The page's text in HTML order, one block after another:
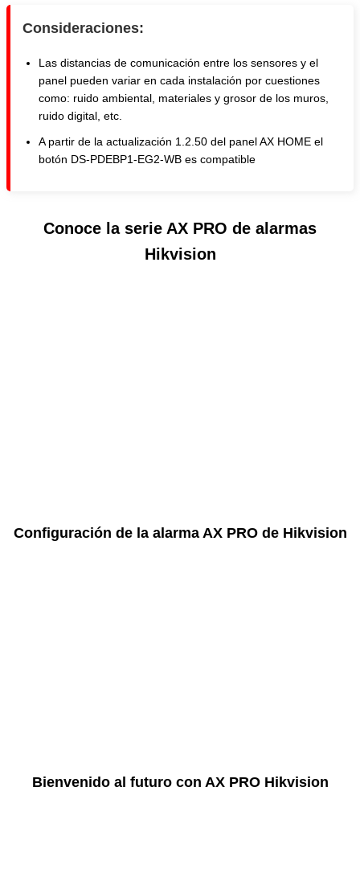
Consideraciones:
Las distancias de comunicación entre los sensores y el
panel pueden variar en cada instalación por cuestiones
como: ruido ambiental, materiales y grosor de los muros,
ruido digital, etc.
A partir de la actualización 1.2.50 del panel AX HOME el
botón DS-PDEBP1-EG2-WB es compatible
Conoce la serie AX PRO de alarmas
Hikvision
Configuración de la alarma AX PRO de Hikvision
Bienvenido al futuro con AX PRO Hikvision